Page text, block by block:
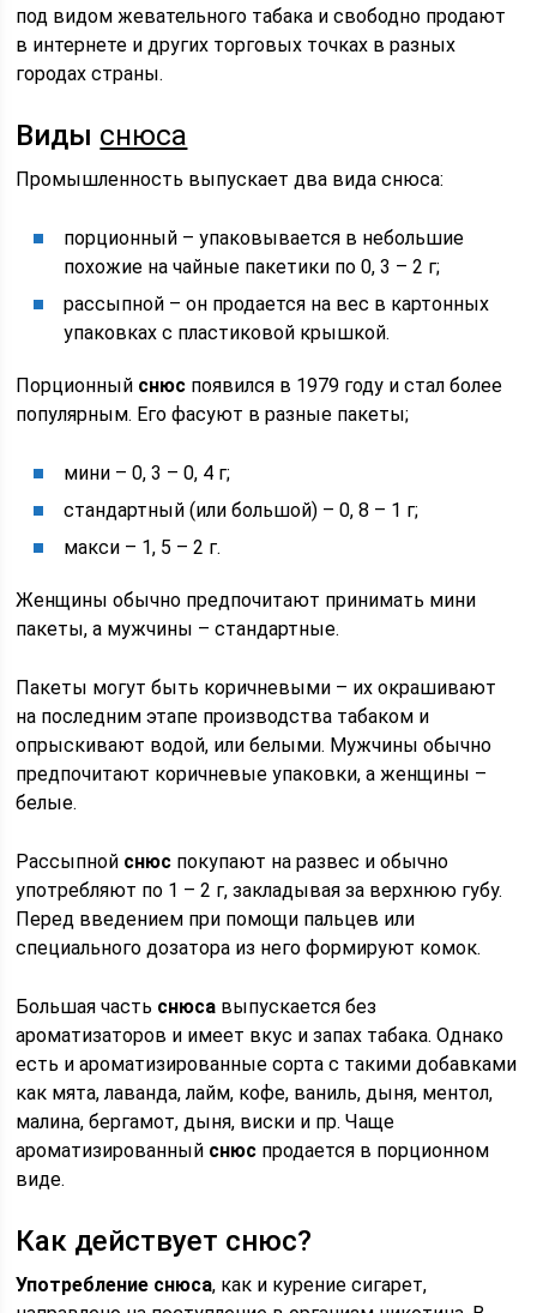
под видом жевательного табака и свободно продают
в интернете и других торговых точках в разных
городах страны.
Виды снюса
Промышленность выпускает два вида снюса:
порционный – упаковывается в небольшие
похожие на чайные пакетики по 0, 3 – 2 г;
рассыпной – он продается на вес в картонных
упаковках с пластиковой крышкой.
Порционный снюс появился в 1979 году и стал более
популярным. Его фасуют в разные пакеты;
мини – 0, 3 – 0, 4 г;
стандартный (или большой) – 0, 8 – 1 г;
макси – 1, 5 – 2 г.
Женщины обычно предпочитают принимать мини
пакеты, а мужчины – стандартные.
Пакеты могут быть коричневыми – их окрашивают
на последним этапе производства табаком и
опрыскивают водой, или белыми. Мужчины обычно
предпочитают коричневые упаковки, а женщины –
белые.
Рассыпной снюс покупают на развес и обычно
употребляют по 1 – 2 г, закладывая за верхнюю губу.
Перед введением при помощи пальцев или
специального дозатора из него формируют комок.
Большая часть снюса выпускается без
ароматизаторов и имеет вкус и запах табака. Однако
есть и ароматизированные сорта с такими добавками
как мята, лаванда, лайм, кофе, ваниль, дыня, ментол,
малина, бергамот, дыня, виски и пр. Чаще
ароматизированный снюс продается в порционном
виде.
Как действует снюс?
Употребление снюса, как и курение сигарет,